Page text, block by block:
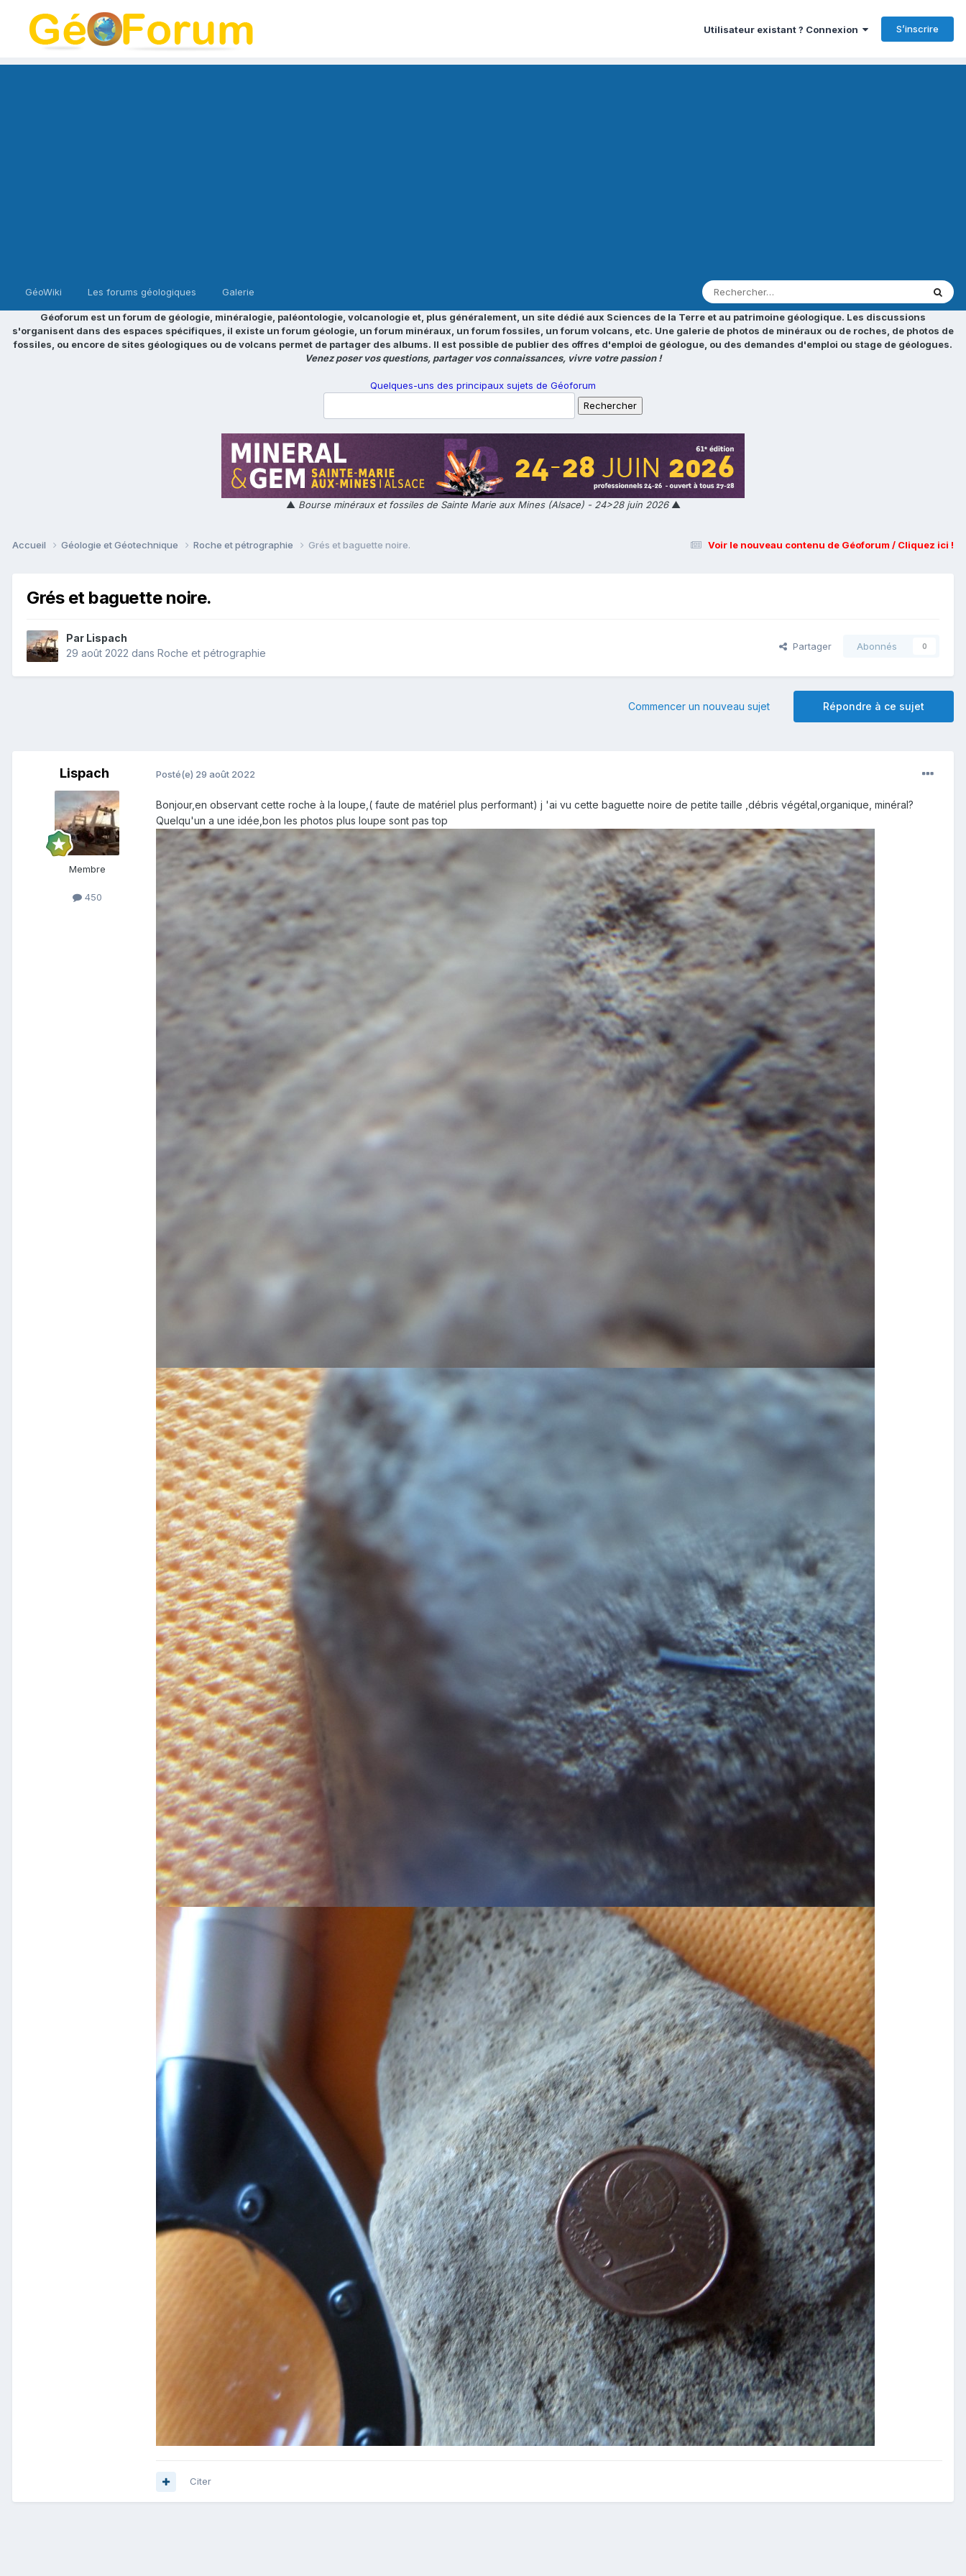
Utilisateur existant ? Connexion S’inscrire
GéoWiki Les forums géologiques Galerie
Géoforum est un forum de géologie, minéralogie, paléontologie, volcanologie et, plus généralement, un site dédié aux Sciences de la Terre et au patrimoine géologique. Les discussions
s'organisent dans des espaces spécifiques, il existe un forum géologie, un forum minéraux, un forum fossiles, un forum volcans, etc. Une galerie de photos de minéraux ou de roches, de photos de
fossiles, ou encore de sites géologiques ou de volcans permet de partager des albums. Il est possible de publier des offres d'emploi de géologue, ou des demandes d'emploi ou stage de géologues.
Venez poser vos questions, partager vos connaissances, vivre votre passion !
Quelques-uns des principaux sujets de Géoforum
▲ Bourse minéraux et fossiles de Sainte Marie aux Mines (Alsace) - 24>28 juin 2026▲
Voir le nouveau contenu de Géoforum / Cliquez ici !
Accueil Géologie et Géotechnique Roche et pétrographie Grés et baguette noire.
Grés et baguette noire.
Par Lispach
29 août 2022 dans Roche et pétrographie
Partager Abonnés 0
Répondre à ce sujet
Commencer un nouveau sujet
Lispach
Membre
450
Posté(e) 29 août 2022
Bonjour,en observant cette roche à la loupe,( faute de matériel plus performant) j 'ai vu cette baguette noire de petite taille ,débris végétal,organique, minéral?
Quelqu'un a une idée,bon les photos plus loupe sont pas top
Citer